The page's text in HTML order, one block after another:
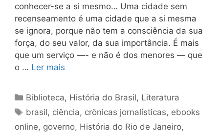
conhecer-se a si mesmo… Uma cidade sem
recenseamento é uma cidade que a si mesma
se ignora, porque não tem a consciência da sua
força, do seu valor, da sua importância. É mais
que um serviço —- e não é dos menores — que
o … Ler mais
Categorias
Biblioteca, História do Brasil, Literatura
Tags
brasil, ciência, crônicas jornalísticas, ebooks
online, governo, História do Rio de Janeiro,